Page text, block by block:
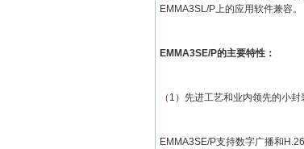
EMMA3SL/P上的应用软件兼容。
EMMA3SE/P的主要特性：
（1）先进工艺和业内领先的小封
EMMA3SE/P支持数字广播和